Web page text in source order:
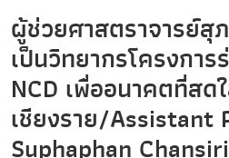
ผู้ช่วยศาสตราจารย์สุ
เป็นวิทยากรโครงกา
NCD เพื่ออนาคตที่ส
เชียงราย/Assistant
Suphaphan